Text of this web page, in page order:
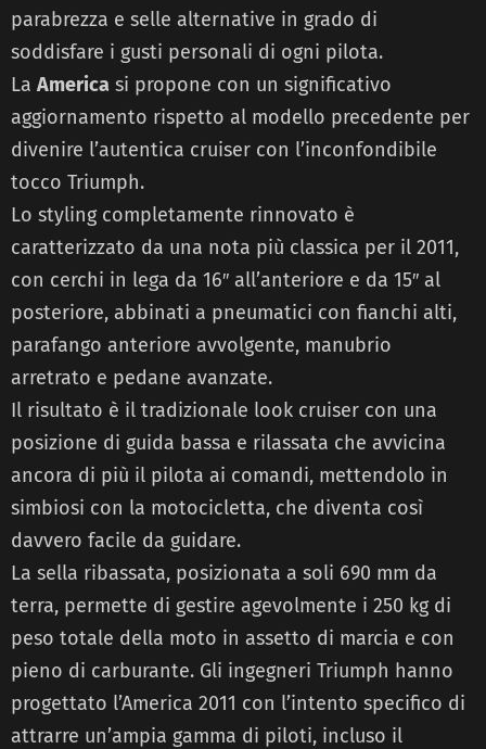
parabrezza e selle alternative in grado di
soddisfare i gusti personali di ogni pilota.
La America si propone con un significativo
aggiornamento rispetto al modello precedente per
divenire l’autentica cruiser con l’inconfondibile
tocco Triumph.
Lo styling completamente rinnovato è
caratterizzato da una nota più classica per il 2011,
con cerchi in lega da 16″ all’anteriore e da 15″ al
posteriore, abbinati a pneumatici con fianchi alti,
parafango anteriore avvolgente, manubrio
arretrato e pedane avanzate.
Il risultato è il tradizionale look cruiser con una
posizione di guida bassa e rilassata che avvicina
ancora di più il pilota ai comandi, mettendolo in
simbiosi con la motocicletta, che diventa così
davvero facile da guidare.
La sella ribassata, posizionata a soli 690 mm da
terra, permette di gestire agevolmente i 250 kg di
peso totale della moto in assetto di marcia e con
pieno di carburante. Gli ingegneri Triumph hanno
progettato l’America 2011 con l’intento specifico di
attrarre un’ampia gamma di piloti, incluso il